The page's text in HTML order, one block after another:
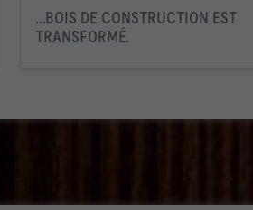
...BOIS DE CONSTRUCTION EST
TRANSFORMÉ.